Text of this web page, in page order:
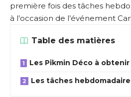
première fois des tâches
à l’occasion de l’événement
Table des matières
Les Pikmin Déco à obtenir
Les tâches